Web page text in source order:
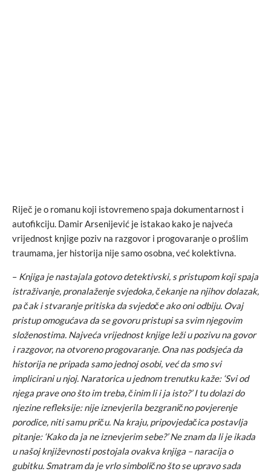
Riječ je o romanu koji istovremeno spaja dokumentarnost i
autofikciju. Damir Arsenijević je istakao kako je najveća
vrijednost knjige poziv na razgovor i progovaranje o prošlim
traumama, jer historija nije samo osobna, već kolektivna.
– Knjiga je nastajala gotovo detektivski, s pristupom koji spaja
istraživanje, pronalaženje svjedoka, čekanje na njihov dolazak,
pa čak i stvaranje pritiska da svjedoče ako oni odbiju. Ovaj
pristup omogućava da se govoru pristupi sa svim njegovim
složenostima. Najveća vrijednost knjige leži u pozivu na govor
i razgovor, na otvoreno progovaranje. Ona nas podsjeća da
historija ne pripada samo jednoj osobi, već da smo svi
implicirani u njoj. Naratorica u jednom trenutku kaže: ‘Svi od
njega prave ono što im treba, činim li i ja isto?’ I tu dolazi do
njezine refleksije: nije iznevjerila bezgranično povjerenje
porodice, niti samu priču. Na kraju, pripovjedačica postavlja
pitanje: ‘Kako da ja ne iznevjerim sebe?’ Ne znam da li je ikada
u našoj književnosti postojala ovakva knjiga – naracija o
gubitku. Smatram da je vrlo simbolično što se upravo sada